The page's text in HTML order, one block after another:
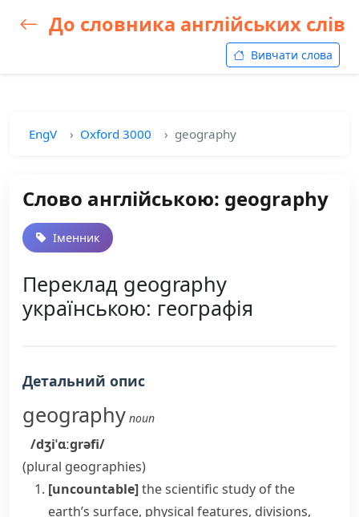
До словника англійських слів
Вивчати слова
EngV Oxford 3000 geography
Слово англійською: geography
Іменник
Переклад geography
українською: географія
Детальний опис
geography noun
/dʒiˈɑːɡrəfi/
(plural geographies)
[uncountable]the scientific study of the
earth’s surface, physical features, divisions,